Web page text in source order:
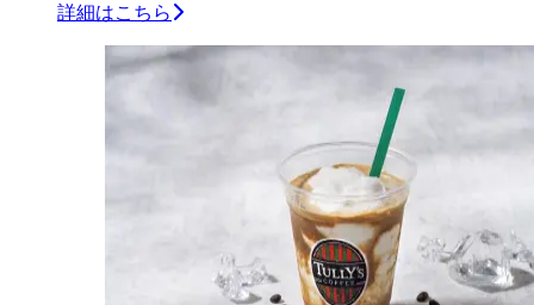
詳細はこちら